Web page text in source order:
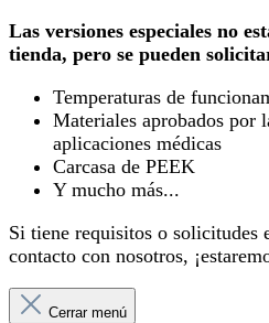
Las versiones especiales no
tienda, pero se pueden
Temperaturas de
Materiales aprobados por
aplicaciones médicas
Carcasa de PEEK
Y mucho más...
Si tiene requisitos o solicitudes
contacto con nosotros,
Cerrar menú